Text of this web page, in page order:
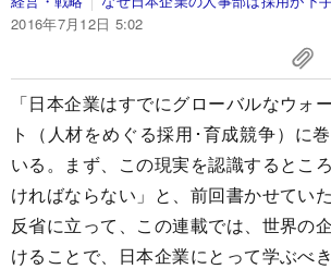
2016年7月12日 5:02
「日本企業はすでにグローバルなウォ
ト（人材をめぐる採用･育成競争）に
いる。まず、この現実を認識するとこ
ければならない」と、前回書かせてい
反省に立って、この連載では、世界の
けることで、日本企業にとって学ぶべ